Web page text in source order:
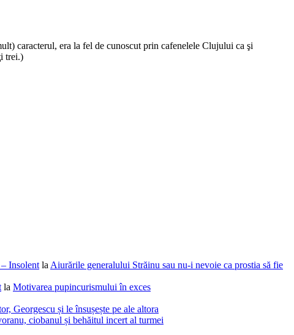
caracterul, era la fel de cunoscut prin cafenelele Clujului ca şi
trei.)
Insolent la Aiurările generalului Străinu sau nu-i nevoie ca prostia să fie
la Motivarea pupincurismului în exces
Georgescu și le însușește pe ale altora
ciobanul și behăitul incert al turmei